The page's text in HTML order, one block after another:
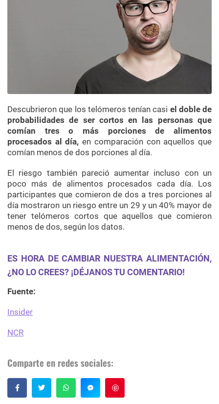
Descubrieron que los telómeros tenían casi el doble de
probabilidades de ser cortos en las personas que
comían tres o más porciones de alimentos
procesados ​​al día, en comparación con aquellos que
comían menos de dos porciones al día.
El riesgo también pareció aumentar incluso con un
poco más de alimentos procesados ​​cada día. Los
participantes que comieron de dos a tres porciones al
día mostraron un riesgo entre un 29 y un 40% mayor de
tener telómeros cortos que aquellos que comieron
menos de dos, según los datos.
ES HORA DE CAMBIAR NUESTRA ALIMENTACIÓN,
¿NO LO CREES? ¡DÉJANOS TU COMENTARIO!
Fuente:
Insider
NCR
Comparte en redes sociales: